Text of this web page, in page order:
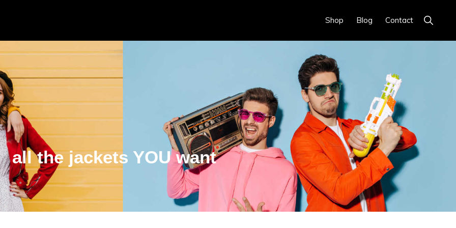
Shop Blog Contact Show
Search
all the jackets YOU want